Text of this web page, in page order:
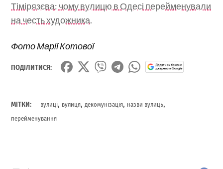
Тімірязєва: чому вулицю в Одесі перейменували
на честь художника.
Фото Марії Котової
ПОДІЛИТИСЯ:
МІТКИ: вулиці, вулиця,декомунізація, назви вулиць,
перейменування